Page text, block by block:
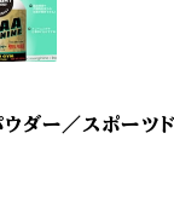
ダー／スポーツ